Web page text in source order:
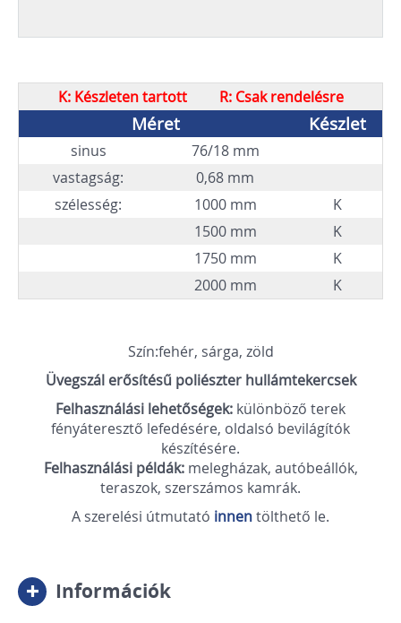
K: Készleten tartott R: Csak rendelésre
Méret Készlet
sinus
76/18 mm
vastagság:
0,68 mm
szélesség:
1000 mm
K
1500 mm
K
1750 mm
K
2000 mm
K
Szín:fehér, sárga, zöld
Üvegszál erősítésű poliészter hullámtekercsek
Felhasználási lehetőségek: különböző terek
fényáteresztő lefedésére, oldalsó bevilágítók
készítésére.
Felhasználási példák: melegházak, autóbeállók,
teraszok, szerszámos kamrák.
A szerelési útmutató innentölthető le.
Információk